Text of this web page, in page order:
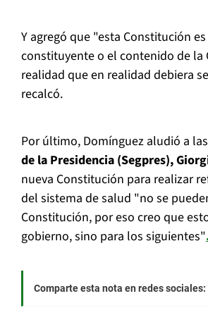
Y agregó que "esta Constitución
constituyente o el contenido de la
realidad que en realidad debiera
recalcó.
Por último, Domínguez aludió a
de la Presidencia (Segpres),
nueva Constitución para realizar
del sistema de salud "no se
Constitución, por eso creo que
gobierno, sino para los siguientes"
Comparte esta nota en redes sociales: